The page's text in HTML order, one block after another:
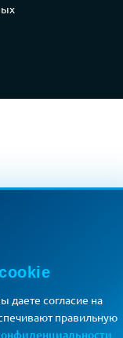
даете согласие на
правильную